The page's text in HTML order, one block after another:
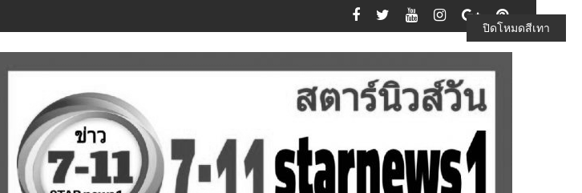
ปิดโหมดสีเทา